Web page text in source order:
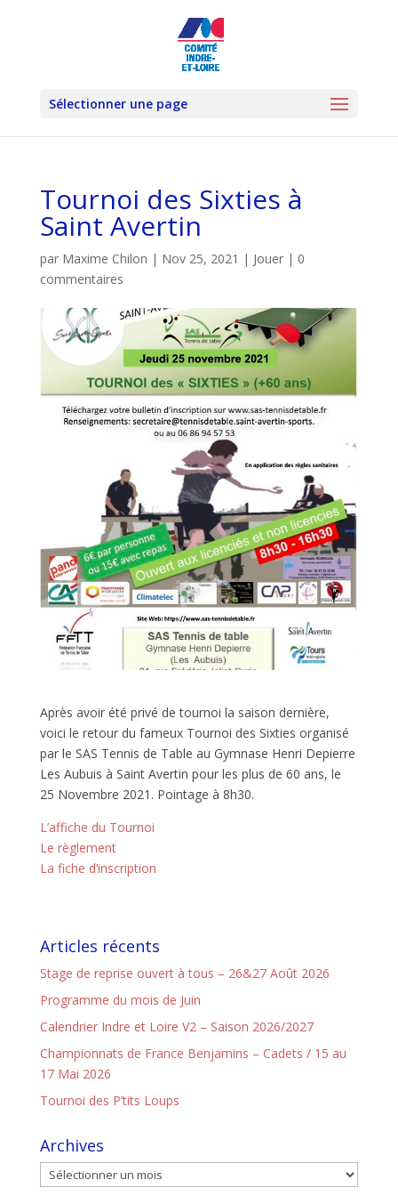
Sélectionner une page
Tournoi des Sixties à
Saint Avertin
par Maxime Chilon | Nov 25, 2021 | Jouer| 0
commentaires
Après avoir été privé de tournoi la saison dernière,
voici le retour du fameux Tournoi des Sixties organisé
par le SAS Tennis de Table au Gymnase Henri Depierre
Les Aubuis à Saint Avertin pour les plus de 60 ans, le
25 Novembre 2021. Pointage à 8h30.
L’affiche du Tournoi
Le règlement
La fiche d’inscription
Articles récents
Stage de reprise ouvert à tous – 26&27 Août 2026
Programme du mois de Juin
Calendrier Indre et Loire V2 – Saison 2026/2027
Championnats de France Benjamins – Cadets / 15 au
17 Mai 2026
Tournoi des P’tits Loups
Archives